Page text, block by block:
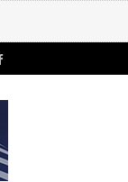
Facebook